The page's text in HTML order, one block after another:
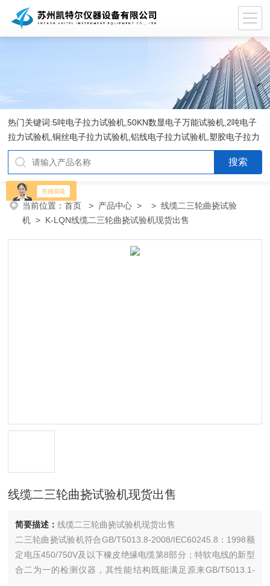
热门关键词:5吨电子拉力试验机,50KN数显电子万能试验机,2吨电子
拉力试验机,铜丝电子拉力试验机,铝线电子拉力试验机,塑胶电子拉力
试验机.
当前位置：首页 > 产品中心 > >线缆二三轮曲挠试验
机 > K-LQN线缆二三轮曲挠试验机现货出售
线缆二三轮曲挠试验机现货出售
简要描述：线缆二三轮曲挠试验机现货出售
二三轮曲挠试验机符合GB/T5013.8-2008/IEC60245.8：1998额
定电压450/750V及以下橡皮绝缘电缆第8部分；特软电线的新型
合二为一的检测仪器，其性能结构既能满足原来GB/T5013.1-